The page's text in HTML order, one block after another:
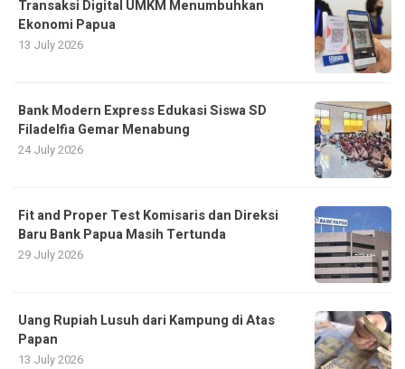
Transaksi Digital UMKM Menumbuhkan
Ekonomi Papua
13 July 2026
Bank Modern Express Edukasi Siswa SD
Filadelfia Gemar Menabung
24 July 2026
Fit and Proper Test Komisaris dan Direksi
Baru Bank Papua Masih Tertunda
29 July 2026
Uang Rupiah Lusuh dari Kampung di Atas
Papan
13 July 2026